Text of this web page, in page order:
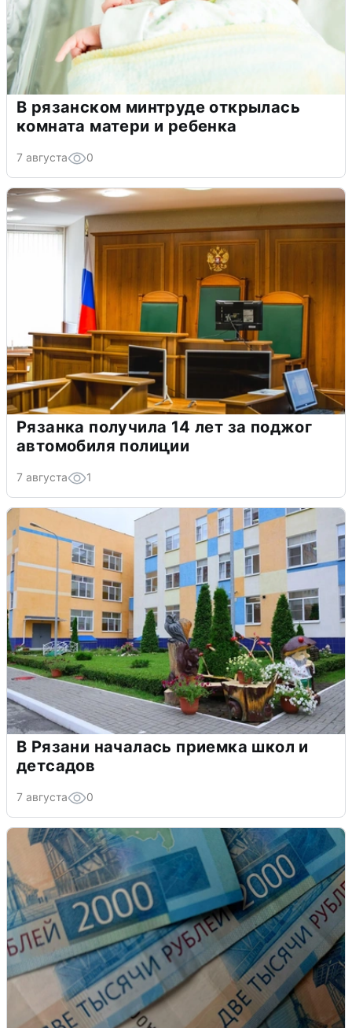
В рязанском минтруде открылась
комната матери и ребенка
7 августа 0
Рязанка получила 14 лет за поджог
автомобиля полиции
7 августа 1
В Рязани началась приемка школ и
детсадов
7 августа 0